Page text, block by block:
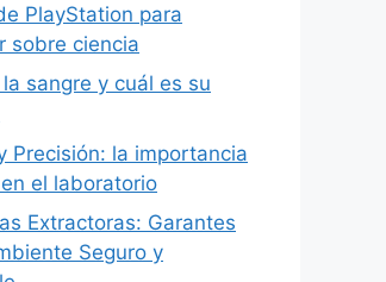
PlayStation para
sobre ciencia
la sangre y cuál es su
Precisión: la importancia
el laboratorio
Extractoras: Garantes
Seguro y